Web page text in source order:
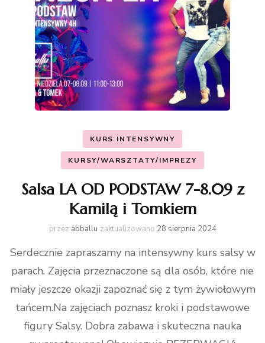
KURS INTENSYWNY
KURSY/WARSZTATY/IMPREZY
Salsa LA OD PODSTAW 7-8.09 z
Kamilą i Tomkiem
przez abballu zaktualizowano 28 sierpnia 2024
Serdecznie zapraszamy na intensywny kurs salsy w
parach. Zajęcia przeznaczone są dla osób, które nie
miały jeszcze okazji zapoznać się z tym żywiołowym
tańcem.Na zajęciach poznasz kroki i podstawowe
figury Salsy. Dobra zabawa i skuteczna nauka